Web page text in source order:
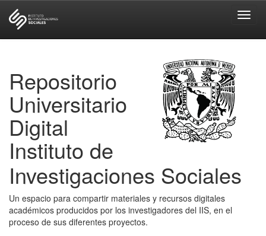
Repositorio
Universitario
Digital
Instituto de
Investigaciones Sociales
Un espacio para compartir materiales y recursos digitales
académicos producidos por los investigadores del IIS, en el
proceso de sus diferentes proyectos.